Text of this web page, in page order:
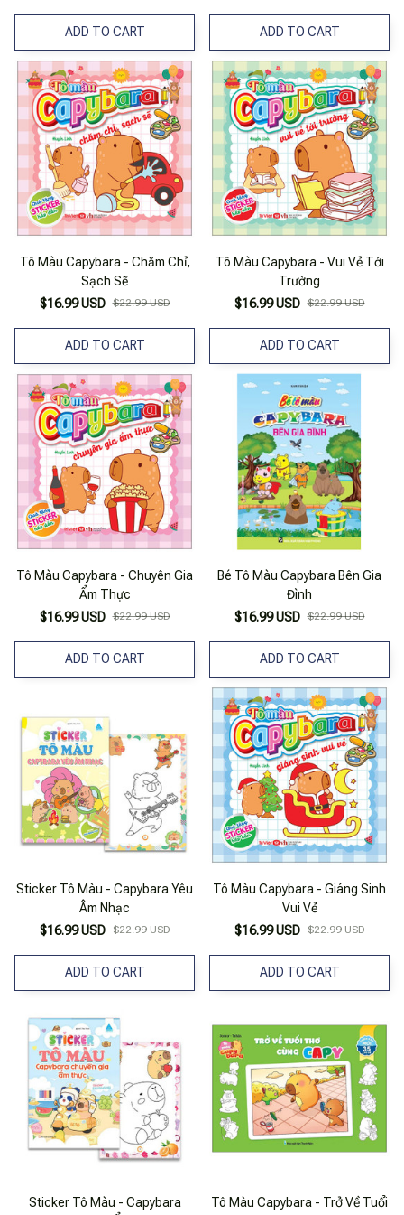
ADD TO CART ADD TO CART
Tô Màu Capybara - Chăm Chỉ,
Sạch Sẽ
$16.99 USD $22.99 USD
ADD TO CART
Tô Màu Capybara - Vui Vẻ Tới
Trường
$16.99 USD $22.99 USD
ADD TO CART
Tô Màu Capybara - Chuyên Gia
Ẩm Thực
$16.99 USD $22.99 USD
ADD TO CART
Bé Tô Màu Capybara Bên Gia
Đình
$16.99 USD $22.99 USD
ADD TO CART
Sticker Tô Màu - Capybara Yêu
Âm Nhạc
$16.99 USD $22.99 USD
ADD TO CART
Tô Màu Capybara - Giáng Sinh
Vui Vẻ
$16.99 USD $22.99 USD
ADD TO CART
Sticker Tô Màu - Capybara
Tô Màu Capybara - Trở Về Tuổi